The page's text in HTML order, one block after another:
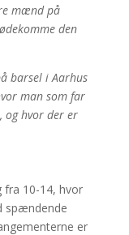
mænd på
den
barsel i Aarhus
man som far
og hvor der er
fra 10-14, hvor
spændende
er